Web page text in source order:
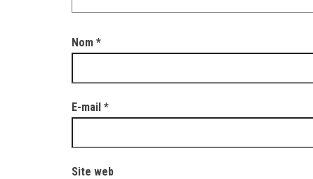
Nom *
E-mail *
Site web